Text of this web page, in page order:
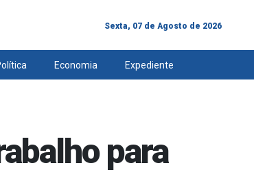
Sexta, 07 de Agosto de 2026
Economia Expediente
para